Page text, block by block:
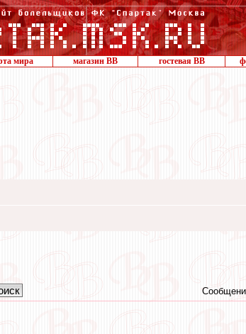
мира магазин ВВ гостевая ВВ